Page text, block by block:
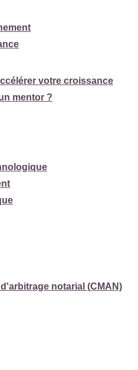
votre croissance
mentor ?
notarial (CMAN)